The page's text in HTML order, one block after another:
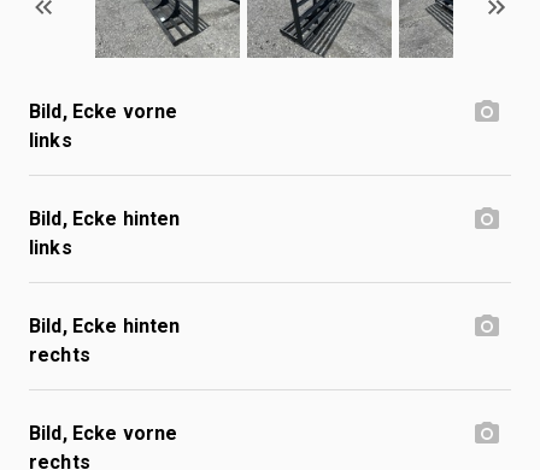
Bild, Ecke vorne
links
Bild, Ecke hinten
links
Bild, Ecke hinten
rechts
Bild, Ecke vorne
rechts